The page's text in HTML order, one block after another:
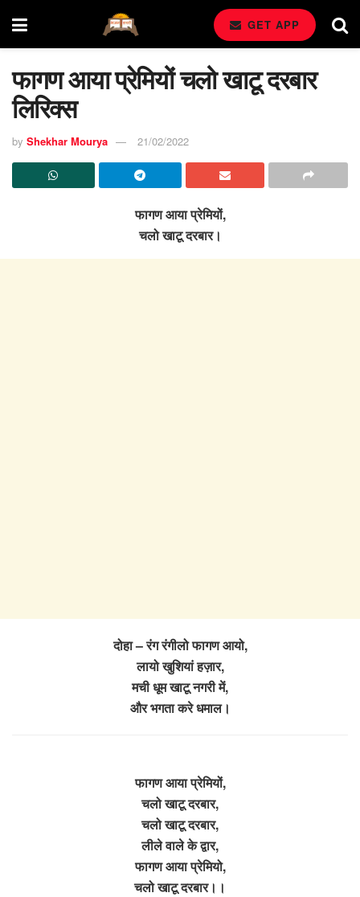
GET APP
फागण आया प्रेमियों चलो खाटू दरबार
लिरिक्स
by Shekhar Mourya 21/02/2022
फागण आया प्रेमियों,
चलो खाटू दरबार।
दोहा – रंग रंगीलो फागण आयो,
लायो खुशियां हज़ार,
मची धूम खाटू नगरी में,
और भगता करे धमाल।
फागण आया प्रेमियों,
चलो खाटू दरबार,
चलो खाटू दरबार,
लीले वाले के द्वार,
फागण आया प्रेमियो,
चलो खाटू दरबार।।